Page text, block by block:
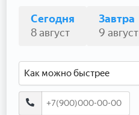
Сегодня
8 август
Завтра
9 август
Как можно быстрее